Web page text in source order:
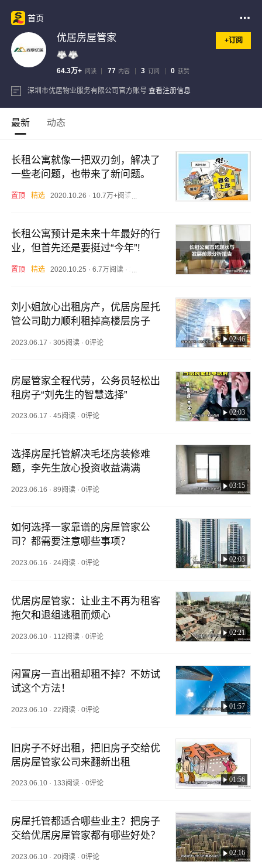
首页
优居房屋管家 +订阅
64.3万+ 阅读 77 内容 3 订阅 0 获赞
深圳市优居物业服务有限公司官方账号 查看注册信息
最新 动态
长租公寓就像一把双刃剑，解决了
一些老问题，也带来了新问题。
置顶 精选 2020.10.26 · 10.7万+阅读
长租公寓预计是未来十年最好的行
业，但首先还是要挺过“今年”!
置顶 精选 2020.10.25 ·6.7万阅读 ·
刘小姐放心出租房产，优居房屋托
管公司助力顺利租掉高楼层房子
02:46
2023.06.17 ·305阅读 ·0评论
房屋管家全程代劳，公务员轻松出
租房子“刘先生的智慧选择”
02:03
2023.06.17 ·45阅读 ·0评论
选择房屋托管解决毛坯房装修难
题，李先生放心投资收益满满
03:15
2023.06.16 ·89阅读 ·0评论
如何选择一家靠谱的房屋管家公
司？都需要注意哪些事项？
02:03
2023.06.16 ·24阅读 ·0评论
优居房屋管家：让业主不再为租客
拖欠和退组逃租而烦心
02:21
2023.06.10 · 112阅读 ·0评论
闲置房一直出租却租不掉？不妨试
试这个方法！
01:57
2023.06.10 ·22阅读 ·0评论
旧房子不好出租，把旧房子交给优
居房屋管家公司来翻新出租
01:56
2023.06.10 · 133阅读 ·0评论
房屋托管都适合哪些业主？把房子
交给优居房屋管家都有哪些好处？
02:16
2023.06.10 · 20阅读 ·0评论